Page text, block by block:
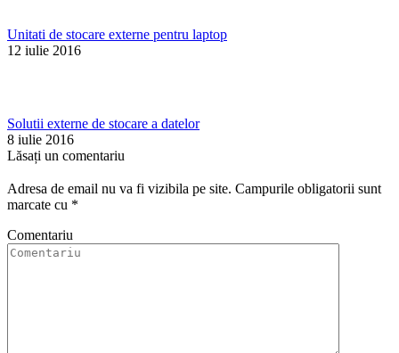
Unitati de stocare externe pentru laptop
12 iulie 2016
Solutii externe de stocare a datelor
8 iulie 2016
Lăsați un comentariu
Adresa de email nu va fi vizibila pe site. Campurile obligatorii sunt
marcate cu *
Comentariu